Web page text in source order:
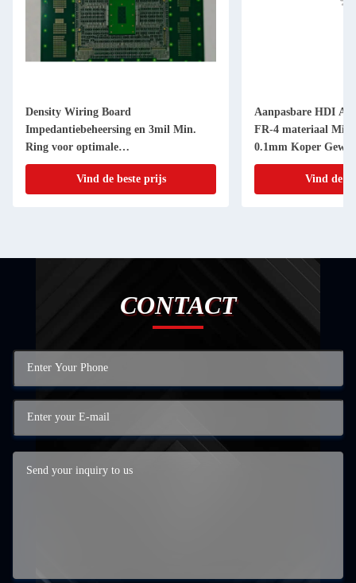
Density Wiring Board
Impedantiebeheersing en 3mil Min.
Ring voor optimale
signaalintegriteit,Panasonic
M7,M8,HDI portotype PCB
Vind de beste prijs
Aanpasbare HDI
FR-4 materiaal
0.1mm Koper
Vind de
CONTACT